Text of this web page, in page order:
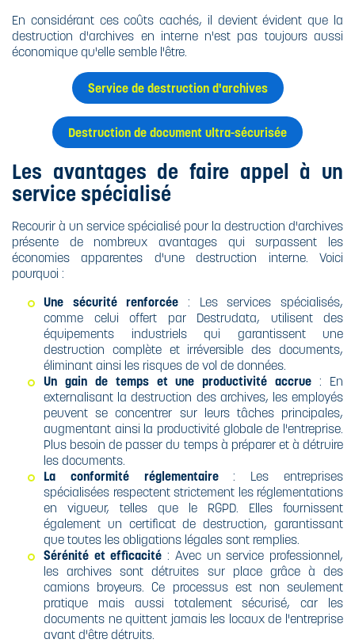
En considérant ces coûts cachés, il devient évident que la
destruction d'archives en interne n'est pas toujours aussi
économique qu'elle semble l'être.
Service de destruction d'archives
Destruction de document ultra-sécurisée
Les avantages de faire appel à un
service spécialisé
Recourir à un service spécialisé pour la destruction d'archives
présente de nombreux avantages qui surpassent les
économies apparentes d'une destruction interne. Voici
pourquoi :
Une sécurité renforcée : Les services spécialisés,
comme celui offert par Destrudata, utilisent des
équipements industriels qui garantissent une
destruction complète et irréversible des documents,
éliminant ainsi les risques de vol de données.
Un gain de temps et une productivité accrue : En
externalisant la destruction des archives, les employés
peuvent se concentrer sur leurs tâches principales,
augmentant ainsi la productivité globale de l'entreprise.
Plus besoin de passer du temps à préparer et à détruire
les documents.
La conformité réglementaire: Les entreprises
spécialisées respectent strictement les réglementations
en vigueur, telles que le RGPD. Elles fournissent
également un certificat de destruction, garantissant
que toutes les obligations légales sont remplies.
Sérénité et efficacité : Avec un service professionnel,
les archives sont détruites sur place grâce à des
camions broyeurs. Ce processus est non seulement
pratique mais aussi totalement sécurisé, car les
documents ne quittent jamais les locaux de l'entreprise
avant d'être détruits.